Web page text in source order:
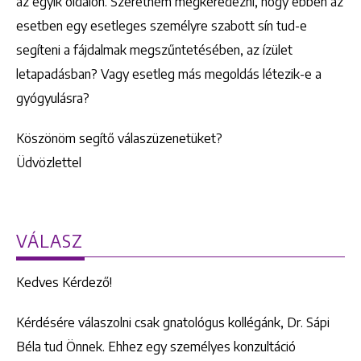
esetben egy esetleges személyre szabott sín tud-e
segíteni a fájdalmak megszűntetésében, az ízület
letapadásban? Vagy esetleg más megoldás létezik-e a
gyógyulásra?
Köszönöm segítő válaszüzenetüket?
Üdvözlettel
VÁLASZ
Kedves Kérdező!
Kérdésére válaszolni csak gnatológus kollégánk, Dr. Sápi
Béla tud Önnek. Ehhez egy személyes konzultáció